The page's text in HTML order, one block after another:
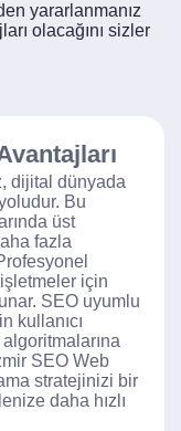
yararlanmanız
olacağını sizler
dijital dünyada
Bu
üst
fazla
için
SEO uyumlu
kullanıcı
SEO Web
stratejinizi bir
daha hızlı